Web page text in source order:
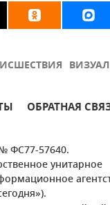
ВИЗУАЛ
ОБРАТНАЯ
ФС77-57640.
унитарное